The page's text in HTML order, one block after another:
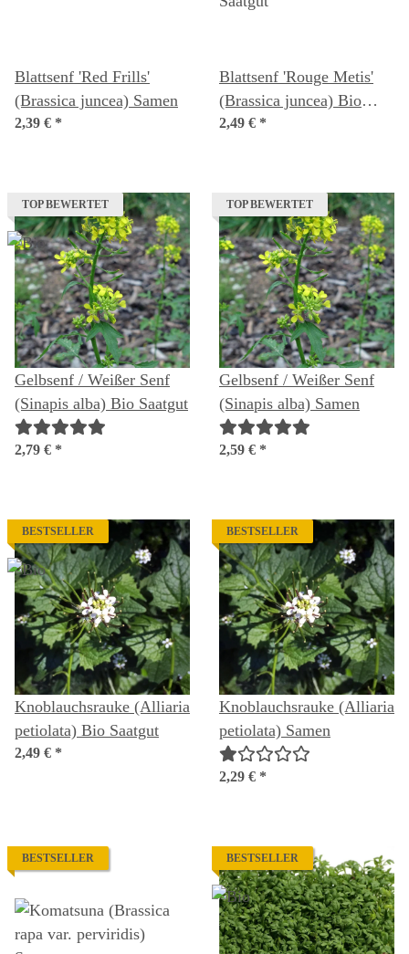
Blattsenf 'Red Frills'
(Brassica juncea) Samen
2,39 € *
Blattsenf 'Rouge Metis'
(Brassica juncea) Bio
Saatgut
2,49 € *
TOP BEWERTET
Gelbsenf / Weißer Senf
(Sinapis alba) Bio Saatgut
2,79 € *
TOP BEWERTET
Gelbsenf / Weißer Senf
(Sinapis alba) Samen
2,59 € *
BESTSELLER
Knoblauchsrauke (Alliaria
petiolata) Bio Saatgut
2,49 € *
BESTSELLER
Knoblauchsrauke (Alliaria
petiolata) Samen
2,29 € *
BESTSELLER BESTSELLER